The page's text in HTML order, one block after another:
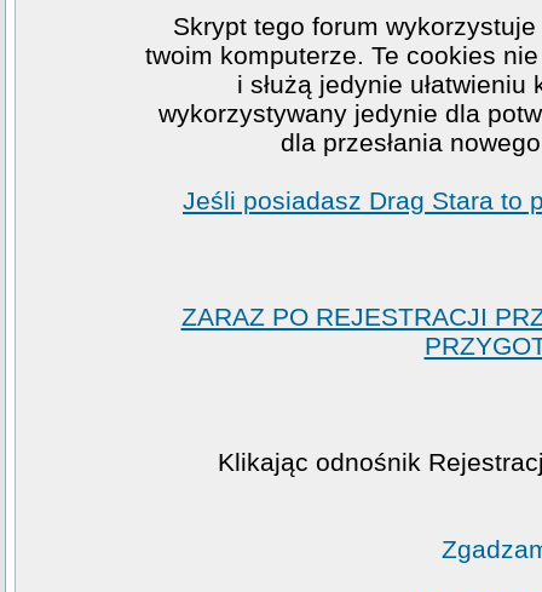
Skrypt tego forum
twoim komputerze. Te cookies
i służą jedynie
wykorzystywany jedynie dla
dla przesłania
Jeśli posiadasz Drag Stara to
ZARAZ PO REJESTRACJI
Klikając odnośnik